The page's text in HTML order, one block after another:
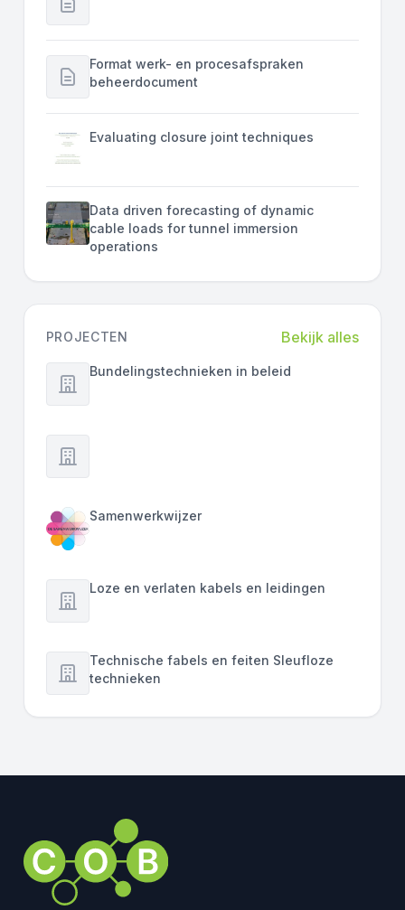
Format werk- en procesafspraken
beheerdocument
Evaluating closure joint techniques
Data driven forecasting of dynamic
cable loads for tunnel immersion
operations
PROJECTEN Bekijk alles
Bundelingstechnieken in beleid
Samenwerkwijzer
Loze en verlaten kabels en leidingen
Technische fabels en feiten Sleufloze
technieken